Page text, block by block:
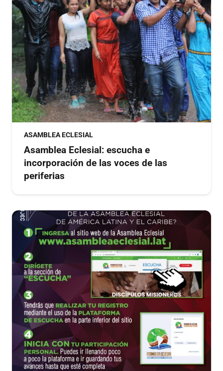
ASAMBLEA ECLESIAL
Asamblea Eclesial: escucha e
incorporación de las voces de las
periferias